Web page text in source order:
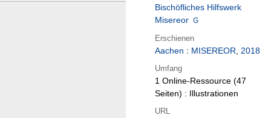
Bischöfliches Hilfswerk
Misereor
Erschienen
Aachen : MISEREOR, 2018
Umfang
1 Online-Ressource (47
Seiten) : Illustrationen
URL